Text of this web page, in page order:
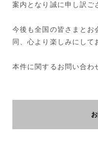
案内となり誠に申し訳ご
今後も全国の皆さまとお
同、心より楽しみにして
本件に関するお問い合わ